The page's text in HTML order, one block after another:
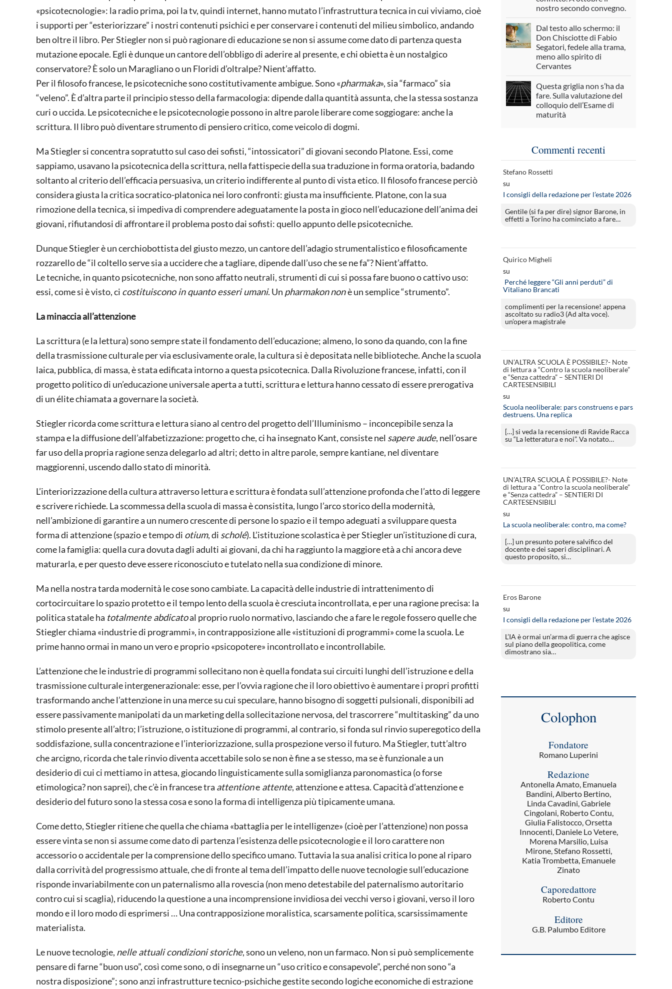
«psicotecnologie»: la radio prima, poi la tv, quindi internet, hanno mutato l’infrastruttura tecnica in cui viviamo, cioè
i supporti per “esteriorizzare” i nostri contenuti psichici e per conservare i contenuti del milieu simbolico, andando
ben oltre il libro. Per Stiegler non si può ragionare di educazione se non si assume come dato di partenza questa
mutazione epocale. Egli è dunque un cantore dell’obbligo di aderire al presente, e chi obietta è un nostalgico
conservatore? È solo un Maragliano o un Floridi d’oltralpe? Nient’affatto.
Per il filosofo francese, le psicotecniche sono costitutivamente ambigue. Sono «pharmaka», sia “farmaco” sia
“veleno”. È d’altra parte il principio stesso della farmacologia: dipende dalla quantità assunta, che la stessa sostanza
curi o uccida. Le psicotecniche e le psicotecnologie possono in altre parole liberare come soggiogare: anche la
scrittura. Il libro può diventare strumento di pensiero critico, come veicolo di dogmi.
Ma Stiegler si concentra sopratutto sul caso dei sofisti, “intossicatori” di giovani secondo Platone. Essi, come
sappiamo, usavano la psicotecnica della scrittura, nella fattispecie della sua traduzione in forma oratoria, badando
soltanto al criterio dell’efficacia persuasiva, un criterio indifferente al punto di vista etico. Il filosofo francese perciò
considera giusta la critica socratico-platonica nei loro confronti: giusta ma insufficiente. Platone, con la sua
rimozione della tecnica, si impediva di comprendere adeguatamente la posta in gioco nell’educazione dell’anima dei
giovani, rifiutandosi di affrontare il problema posto dai sofisti: quello appunto delle psicotecniche.
Dunque Stiegler è un cerchiobottista del giusto mezzo, un cantore dell’adagio strumentalistico e filosoficamente
rozzarello de “il coltello serve sia a uccidere che a tagliare, dipende dall’uso che se ne fa”? Nient’affatto.
Le tecniche, in quanto psicotecniche, non sono affatto neutrali, strumenti di cui si possa fare buono o cattivo uso:
essi, come si è visto, ci costituiscono in quanto esseri umani. Un pharmakonnonè un semplice “strumento”.
La minaccia all’attenzione
La scrittura (e la lettura) sono sempre state il fondamento dell’educazione; almeno, lo sono da quando, con la fine
della trasmissione culturale per via esclusivamente orale, la cultura si è depositata nelle biblioteche. Anche la scuola
laica, pubblica, di massa, è stata edificata intorno a questa psicotecnica. Dalla Rivoluzione francese, infatti, con il
progetto politico di un’educazione universale aperta a tutti, scrittura e lettura hanno cessato di essere prerogativa
di un élite chiamata a governare la società.
Stiegler ricorda come scrittura e lettura siano al centro del progetto dell’Illuminismo – inconcepibile senza la
stampa e la diffusione dell’alfabetizzazione: progetto che, ci ha insegnato Kant, consiste nel sapere aude, nell’osare
far uso della propria ragione senza delegarlo ad altri; detto in altre parole, sempre kantiane, nel diventare
maggiorenni, uscendo dallo stato di minorità.
L’interiorizzazione della cultura attraverso lettura e scrittura è fondata sull’attenzione profonda che l’atto di leggere
e scrivere richiede. La scommessa della scuola di massa è consistita, lungo l’arco storico della modernità,
nell’ambizione di garantire a un numero crescente di persone lo spazio e il tempo adeguati a sviluppare questa
forma di attenzione (spazio e tempo di otium, di scholé). L’istituzione scolastica è per Stiegler un’istituzione di cura,
come la famiglia: quella cura dovuta dagli adulti ai giovani, da chi ha raggiunto la maggiore età a chi ancora deve
maturarla, e per questo deve essere riconosciuto e tutelato nella sua condizione di minore.
Ma nella nostra tarda modernità le cose sono cambiate. La capacità delle industrie di intrattenimento di
cortocircuitare lo spazio protetto e il tempo lento della scuola è cresciuta incontrollata, e per una ragione precisa: la
politica statale ha totalmente abdicatoal proprio ruolo normativo, lasciando che a fare le regole fossero quelle che
Stiegler chiama «industrie di programmi», in contrapposizione alle «istituzioni di programmi» come la scuola. Le
prime hanno ormai in mano un vero e proprio «psicopotere» incontrollato e incontrollabile.
L’attenzione che le industrie di programmi sollecitano non è quella fondata sui circuiti lunghi dell’istruzione e della
trasmissione culturale intergenerazionale: esse, per l’ovvia ragione che il loro obiettivo è aumentare i propri profitti
trasformando anche l’attenzione in una merce su cui speculare, hanno bisogno di soggetti pulsionali, disponibili ad
essere passivamente manipolati da un marketing della sollecitazione nervosa, del trascorrere “multitasking” da uno
stimolo presente all’altro; l’istruzione, o istituzione di programmi, al contrario, si fonda sul rinvio superegotico della
soddisfazione, sulla concentrazione e l’interiorizzazione, sulla prospezione verso il futuro. Ma Stiegler, tutt’altro
che arcigno, ricorda che tale rinvio diventa accettabile solo se non è fine a se stesso, ma se è funzionale a un
desiderio di cui ci mettiamo in attesa, giocando linguisticamente sulla somiglianza paronomastica (o forse
etimologica? non saprei), che c’è in francese tra attentione attente, attenzione e attesa. Capacità d’attenzione e
desiderio del futuro sono la stessa cosa e sono la forma di intelligenza più tipicamente umana.
Come detto, Stiegler ritiene che quella che chiama «battaglia per le intelligenze» (cioè per l’attenzione) non possa
essere vinta se non si assume come dato di partenza l’esistenza delle psicotecnologie e il loro carattere non
accessorio o accidentale per la comprensione dello specifico umano. Tuttavia la sua analisi critica lo pone al riparo
dalla corrività del progressismo attuale, che di fronte al tema dell’impatto delle nuove tecnologie sull’educazione
risponde invariabilmente con un paternalismo alla rovescia (non meno detestabile del paternalismo autoritario
contro cui si scaglia), riducendo la questione a una incomprensione invidiosa dei vecchi verso i giovani, verso il loro
mondo e il loro modo di esprimersi … Una contrapposizione moralistica, scarsamente politica, scarsissimamente
materialista.
Le nuove tecnologie, nelle attuali condizioni storiche, sono un veleno, non un farmaco. Non si può semplicemente
pensare di farne “buon uso”, così come sono, o di insegnarne un “uso critico e consapevole”, perché non sono “a
nostra disposizione”; sono anzi infrastrutture tecnico-psichiche gestite secondo logiche economiche di estrazione
nostro secondo convegno.
Dal testo allo schermo: il
Don Chisciotte di Fabio
Segatori, fedele alla trama,
meno allo spirito di
Cervantes
Questa griglia non s’ha da
fare. Sulla valutazione del
colloquio dell’Esame di
maturità
Commenti recenti
Stefano Rossetti
su
I consigli della redazione per l’estate 2026
Gentile (si fa per dire) signor Barone, in
effetti a Torino ha cominciato a fare…
Quirico Migheli
su
Perché leggere “Gli anni perduti” di
Vitaliano Brancati
complimenti per la recensione! appena
ascoltato su radio3 (Ad alta voce).
un’opera magistrale
UN’ALTRA SCUOLA È POSSIBILE?- Note
di lettura a “Contro la scuola neoliberale”
e “Senza cattedra” – SENTIERI DI
CARTESENSIBILI
su
Scuola neoliberale: pars construens e pars
destruens. Una replica
[…] si veda la recensione di Ravide Racca
su “La letteratura e noi”. Va notato…
UN’ALTRA SCUOLA È POSSIBILE?- Note
di lettura a “Contro la scuola neoliberale”
e “Senza cattedra” – SENTIERI DI
CARTESENSIBILI
su
La scuola neoliberale: contro, ma come?
[…] un presunto potere salvifico del
docente e dei saperi disciplinari. A
questo proposito, si…
Eros Barone
su
I consigli della redazione per l’estate 2026
L’IA è ormai un’arma di guerra che agisce
sul piano della geopolitica, come
dimostrano sia…
Colophon
Fondatore
Romano Luperini
Redazione
Antonella Amato, Emanuela
Bandini, Alberto Bertino,
Linda Cavadini, Gabriele
Cingolani, Roberto Contu,
Giulia Falistocco, Orsetta
Innocenti, Daniele Lo Vetere,
Morena Marsilio, Luisa
Mirone, Stefano Rossetti,
Katia Trombetta, Emanuele
Zinato
Caporedattore
Roberto Contu
Editore
G.B. Palumbo Editore